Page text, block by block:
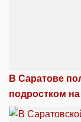
В Саратове
подростком